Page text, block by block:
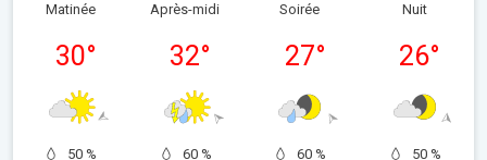
Matinée
30°
50 %
Après-midi
32°
60 %
Soirée
27°
60 %
Nuit
26°
50 %